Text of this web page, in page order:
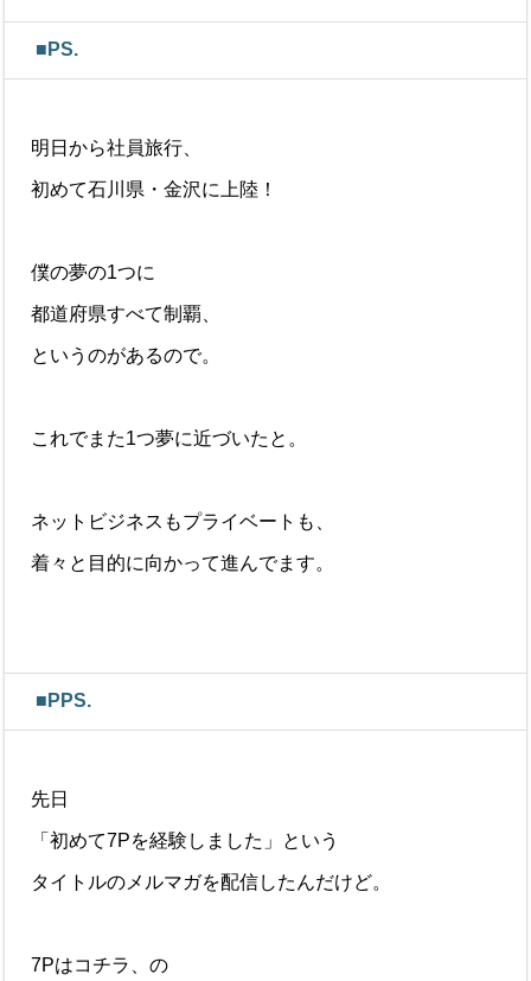
■PS.
明日から社員旅行、
初めて石川県・金沢に上陸！
僕の夢の1つに
都道府県すべて制覇、
というのがあるので。
これでまた1つ夢に近づいたと。
ネットビジネスもプライベートも、
着々と目的に向かって進んでます。
■PPS.
先日
「初めて7Pを経験しました」という
タイトルのメルマガを配信したんだけど。
7Pはコチラ、の